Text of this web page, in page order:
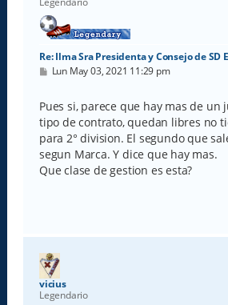
Re: Ilma Sra Presidenta y Consejo de SD
M
s
a
j
e
Lun May 03, 2021 11:29 pm
Pues si, parece que hay mas de un
tipo de contrato, quedan libres no
para 2° division. El segundo que
segun Marca. Y dice que hay mas.
Que clase de gestion es esta?
vicius
Legendario